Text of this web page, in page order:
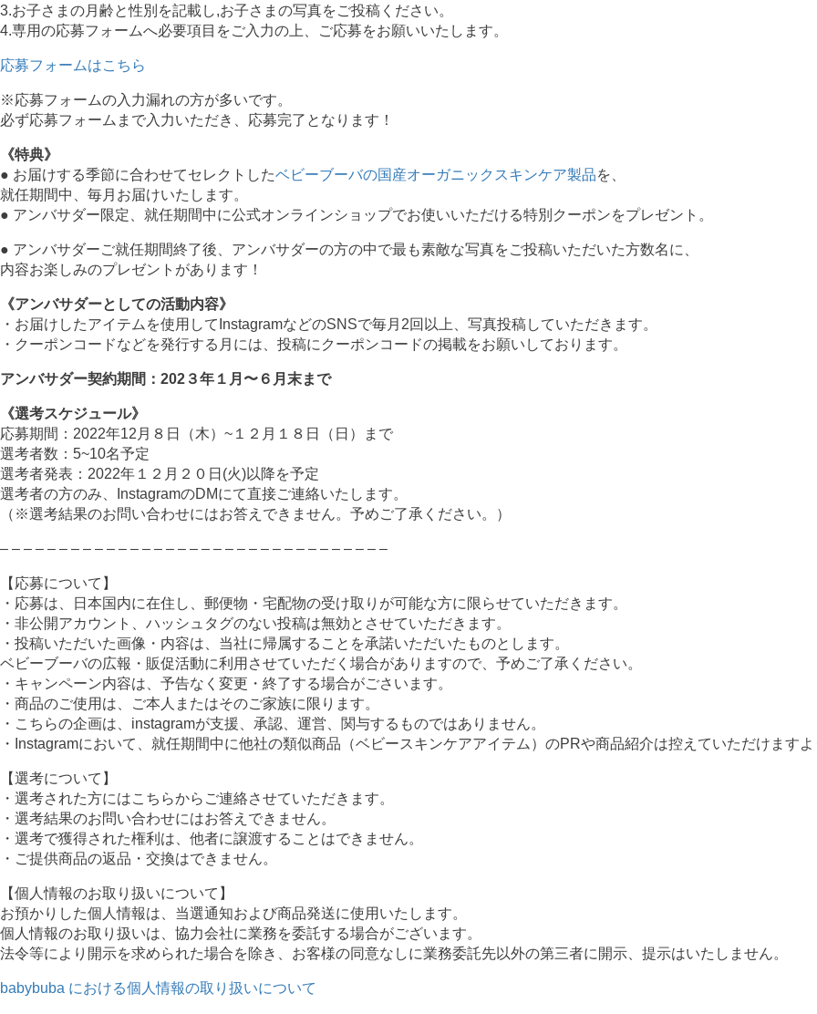
3.お子さまの月齢と性別を記載し,お子さまの写真をご投稿ください。
4.専用の応募フォームへ必要項目をご入力の上、ご応募をお願いいたします。
応募フォームはこちら
※応募フォームの入力漏れの方が多いです。
必ず応募フォームまで入力いただき、応募完了となります！
《特典》
● お届けする季節に合わせてセレクトしたベビーブーバの国産オーガニックスキンケア製品を、
就任期間中、毎月お届けいたします。
● アンバサダー限定、就任期間中に公式オンラインショップでお使いいただける特別クーポンをプレゼント。
● アンバサダーご就任期間終了後、アンバサダーの方の中で最も素敵な写真をご投稿いただいた方数名に、
内容お楽しみのプレゼントがあります！
《アンバサダーとしての活動内容》
・お届けしたアイテムを使用してInstagramなどのSNSで毎月2回以上、写真投稿していただきます。
・クーポンコードなどを発行する月には、投稿にクーポンコードの掲載をお願いしております。
アンバサダー契約期間：202３年１月〜６月末まで
《選考スケジュール》
応募期間：2022年12月８日（木）~１２月１８日（日）まで
選考者数：5~10名予定
選考者発表：2022年１２月２０日(火)以降を予定
選考者の方のみ、InstagramのDMにて直接ご連絡いたします。
（※選考結果のお問い合わせにはお答えできません。予めご了承ください。）
– – – – – – – – – – – – – – – – – – – – – – – – – – – – – – – – –
【応募について】
・応募は、日本国内に在住し、郵便物・宅配物の受け取りが可能な方に限らせていただきます。
・非公開アカウント、ハッシュタグのない投稿は無効とさせていただきます。
・投稿いただいた画像・内容は、当社に帰属することを承諾いただいたものとします。
ベビーブーバの広報・販促活動に利用させていただく場合がありますので、予めご了承ください。
・キャンペーン内容は、予告なく変更・終了する場合がごさいます。
・商品のご使用は、ご本人またはそのご家族に限ります。
・こちらの企画は、instagramが支援、承認、運営、関与するものではありません。
・Instagramにおいて、就任期間中に他社の類似商品（ベビースキンケアアイテム）のPRや商品紹介は控えていただけますよ
【選考について】
・選考された方にはこちらからご連絡させていただきます。
・選考結果のお問い合わせにはお答えできません。
・選考で獲得された権利は、他者に譲渡することはできません。
・ご提供商品の返品・交換はできません。
【個人情報のお取り扱いについて】
お預かりした個人情報は、当選通知および商品発送に使用いたします。
個人情報のお取り扱いは、協力会社に業務を委託する場合がございます。
法令等により開示を求められた場合を除き、お客様の同意なしに業務委託先以外の第三者に開示、提示はいたしません。
babybuba における個人情報の取り扱いについて